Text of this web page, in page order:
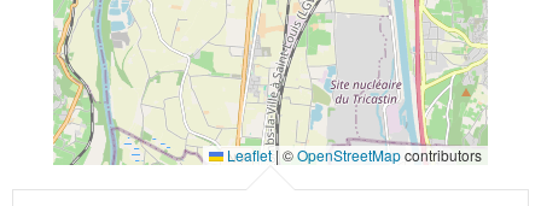
Leaflet | ©OpenStreetMapcontributors